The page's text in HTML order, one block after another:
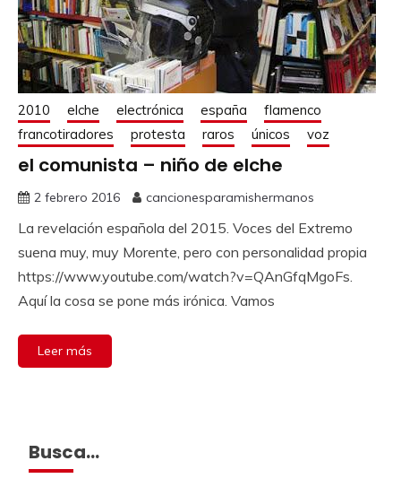
2010 elche electrónica españa
flamenco
francotiradores
protesta raros únicos voz
el comunista – niño de elche
2 febrero 2016 cancionesparamishermanos
La revelación española del 2015. Voces del Extremo
suena muy, muy Morente, pero con personalidad propia
https://www.youtube.com/watch?v=QAnGfqMgoFs.
Aquí la cosa se pone más irónica. Vamos
Leer más
Busca…